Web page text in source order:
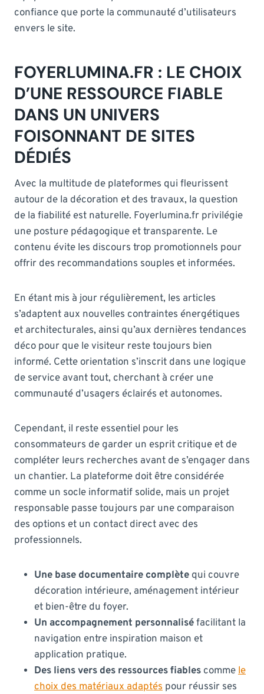
confiance que porte la communauté d’utilisateurs
envers le site.
FOYERLUMINA.FR : LE CHOIX
D’UNE RESSOURCE FIABLE
DANS UN UNIVERS
FOISONNANT DE SITES
DÉDIÉS
Avec la multitude de plateformes qui fleurissent
autour de la décoration et des travaux, la question
de la fiabilité est naturelle. Foyerlumina.fr privilégie
une posture pédagogique et transparente. Le
contenu évite les discours trop promotionnels pour
offrir des recommandations souples et informées.
En étant mis à jour régulièrement, les articles
s’adaptent aux nouvelles contraintes énergétiques
et architecturales, ainsi qu’aux dernières tendances
déco pour que le visiteur reste toujours bien
informé. Cette orientation s’inscrit dans une logique
de service avant tout, cherchant à créer une
communauté d’usagers éclairés et autonomes.
Cependant, il reste essentiel pour les
consommateurs de garder un esprit critique et de
compléter leurs recherches avant de s’engager dans
un chantier. La plateforme doit être considérée
comme un socle informatif solide, mais un projet
responsable passe toujours par une comparaison
des options et un contact direct avec des
professionnels.
Une base documentaire complète qui couvre
décoration intérieure, aménagement intérieur
et bien-être du foyer.
Un accompagnement personnaliséfacilitant la
navigation entre inspiration maison et
application pratique.
Des liens vers des ressources fiables commele
choix des matériaux adaptés pour réussir ses